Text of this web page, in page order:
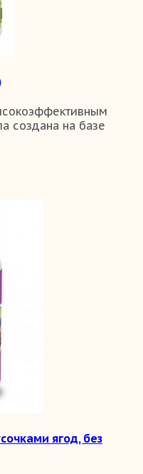
создана на базе
ягод, без